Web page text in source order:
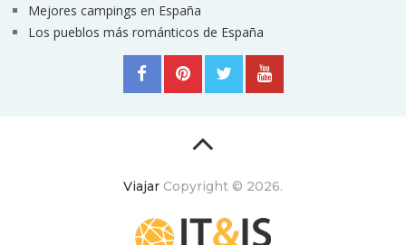
Mejores campings en España
Los pueblos más románticos de España
Viajar Copyright © 2026.